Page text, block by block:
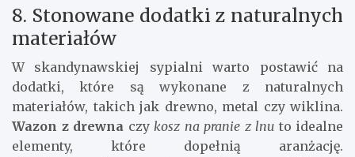
8. Stonowane dodatki z naturalnych
materiałów
W skandynawskiej sypialni warto postawić na
dodatki, które są wykonane z naturalnych
materiałów, takich jak drewno, metal czy wiklina.
Wazon z drewna czy kosz na pranie z lnu to idealne
elementy, które dopełnią aranżację.